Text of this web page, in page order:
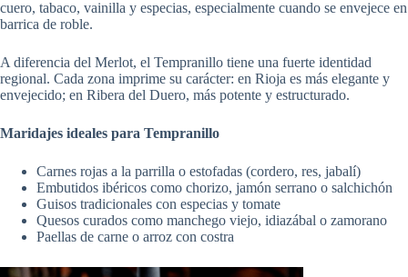
cuero, tabaco, vainilla y especias, especialmente cuando se envejece en
barrica de roble.
A diferencia del Merlot, el Tempranillo tiene una fuerte identidad
regional. Cada zona imprime su carácter: en Rioja es más elegante y
envejecido; en Ribera del Duero, más potente y estructurado.
Maridajes ideales para Tempranillo
Carnes rojas a la parrilla o estofadas (cordero, res, jabalí)
Embutidos ibéricos como chorizo, jamón serrano o salchichón
Guisos tradicionales con especias y tomate
Quesos curados como manchego viejo, idiazábal o zamorano
Paellas de carne o arroz con costra